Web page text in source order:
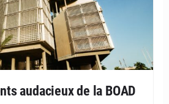
audacieux de la BOAD